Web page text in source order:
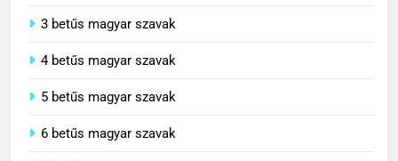
3 betűs magyar szavak
4 betűs magyar szavak
5 betűs magyar szavak
6 betűs magyar szavak